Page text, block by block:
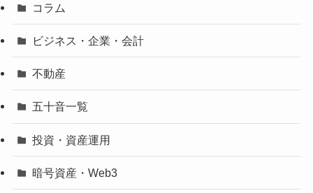
コラム
ビジネス・企業・会計
不動産
五十音一覧
投資・資産運用
暗号資産・Web3